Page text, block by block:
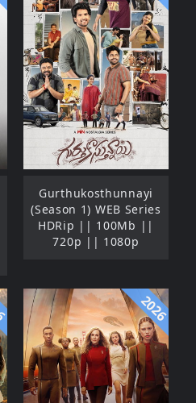
Gurthukosthunnayi
(Season 1) WEB Series
HDRip || 100Mb ||
720p || 1080p
2026